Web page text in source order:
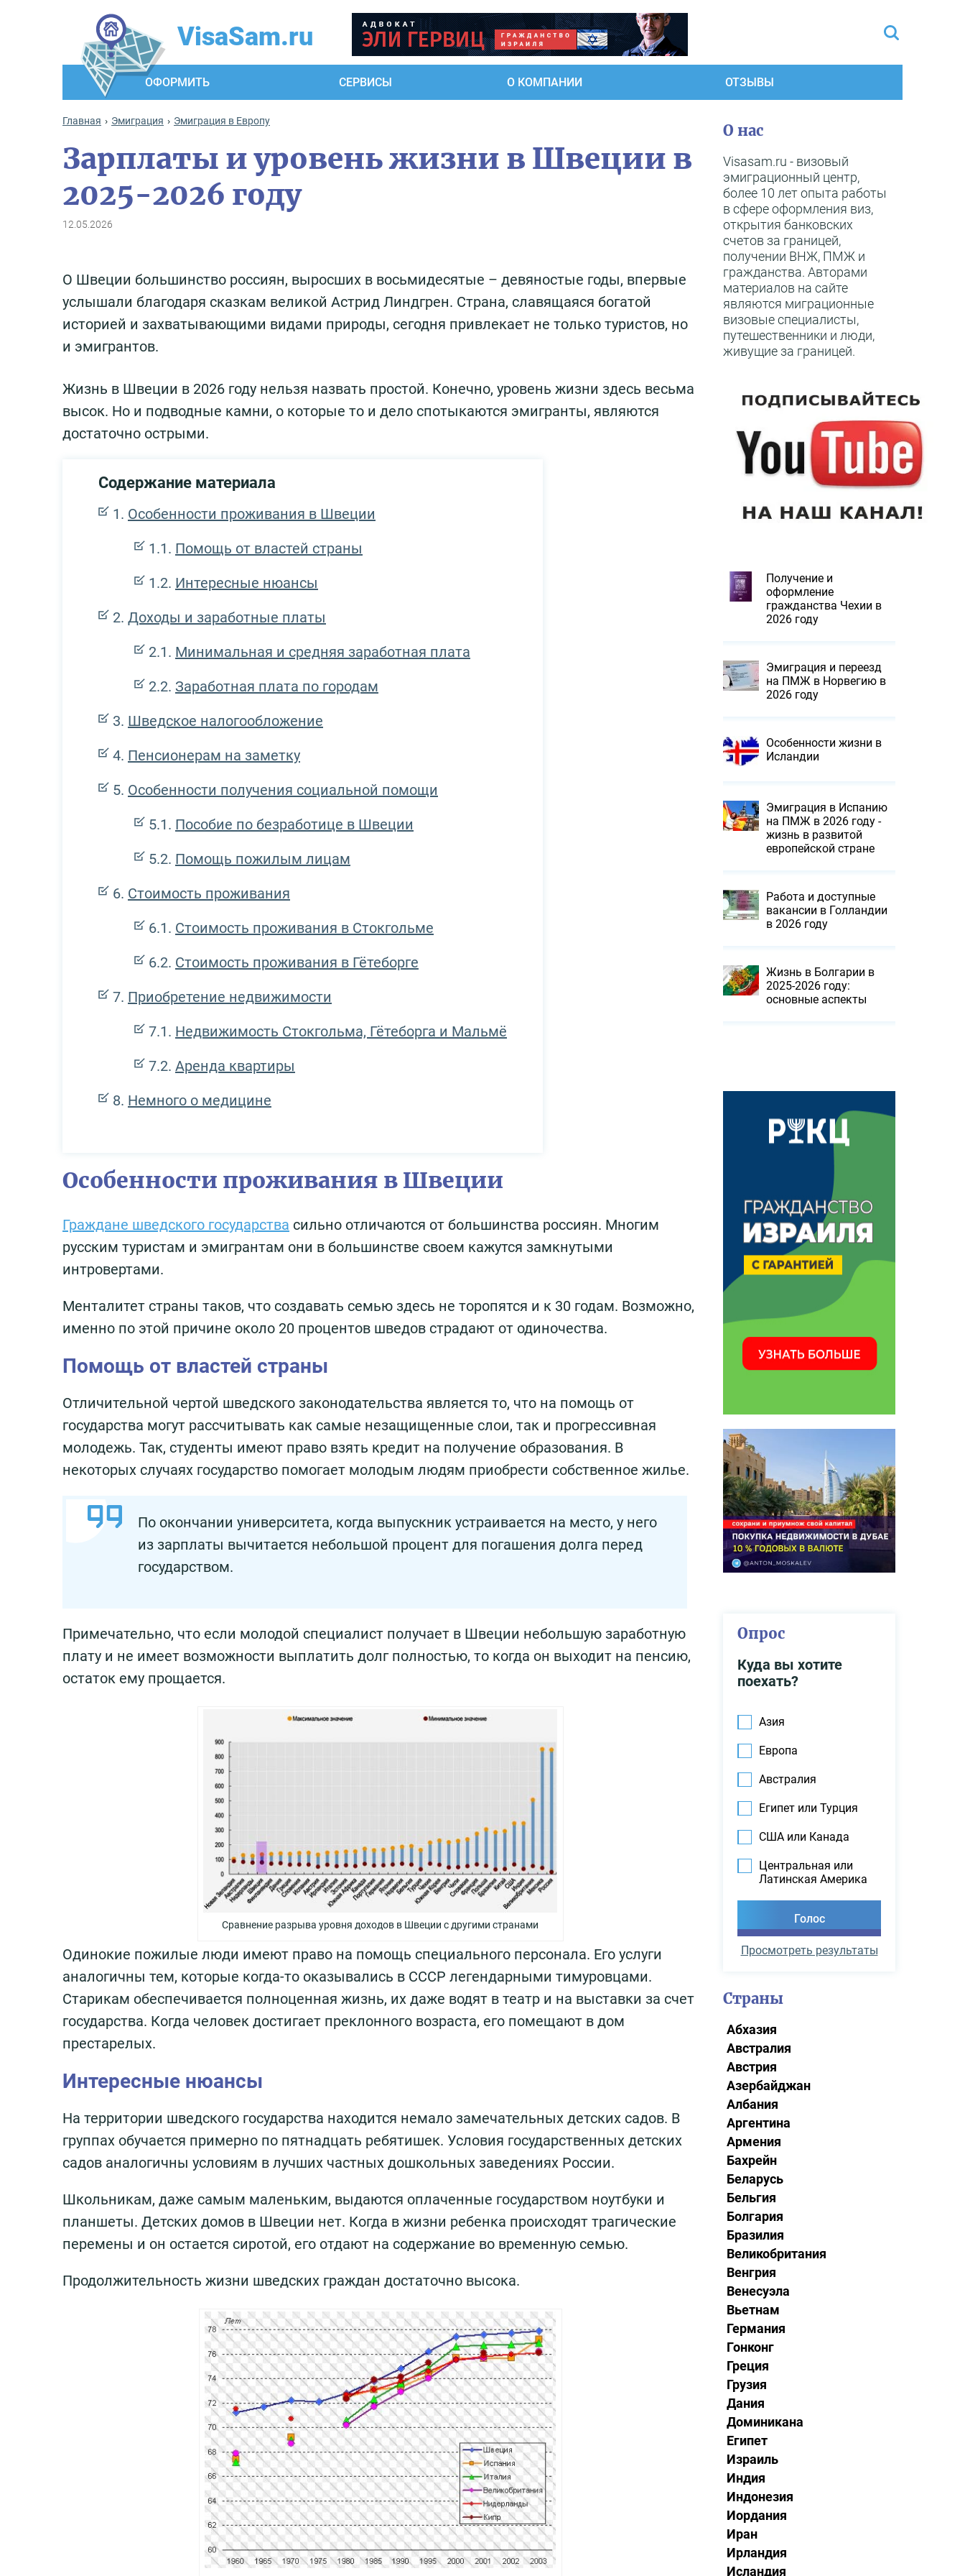
VisaSam.ru
ОФОРМИТЬ СЕРВИСЫ О КОМПАНИИ ОТЗЫВЫ
Главная Эмиграция Эмиграция в Европу
Зарплаты и уровень жизни в Швеции в
2025-2026 году
12.05.2026
О Швеции большинство россиян, выросших в восьмидесятые – девяностые годы, впервые
услышали благодаря сказкам великой Астрид Линдгрен. Страна, славящаяся богатой
историей и захватывающими видами природы, сегодня привлекает не только туристов, но
и эмигрантов.
Жизнь в Швеции в 2026 году нельзя назвать простой. Конечно, уровень жизни здесь весьма
высок. Но и подводные камни, о которые то и дело спотыкаются эмигранты, являются
достаточно острыми.
Содержание материала
Особенности проживания в Швеции
Помощь от властей страны
Интересные нюансы
Доходы и заработные платы
Минимальная и средняя заработная плата
Заработная плата по городам
Шведское налогообложение
Пенсионерам на заметку
Особенности получения социальной помощи
Пособие по безработице в Швеции
Помощь пожилым лицам
Стоимость проживания
Стоимость проживания в Стокгольме
Стоимость проживания в Гётеборге
Приобретение недвижимости
Недвижимость Стокгольма, Гётеборга и Мальмё
Аренда квартиры
Немного о медицине
Особенности проживания в Швеции
Граждане шведского государства сильно отличаются от большинства россиян. Многим
русским туристам и эмигрантам они в большинстве своем кажутся замкнутыми
интровертами.
Менталитет страны таков, что создавать семью здесь не торопятся и к 30 годам. Возможно,
именно по этой причине около 20 процентов шведов страдают от одиночества.
Помощь от властей страны
Отличительной чертой шведского законодательства является то, что на помощь от
государства могут рассчитывать как самые незащищенные слои, так и прогрессивная
молодежь. Так, студенты имеют право взять кредит на получение образования. В
некоторых случаях государство помогает молодым людям приобрести собственное жилье.
По окончании университета, когда выпускник устраивается на место, у него
из зарплаты вычитается небольшой процент для погашения долга перед
государством.
Примечательно, что если молодой специалист получает в Швеции небольшую заработную
плату и не имеет возможности выплатить долг полностью, то когда он выходит на пенсию,
остаток ему прощается.
Сравнение разрыва уровня доходов в Швеции с другими странами
Одинокие пожилые люди имеют право на помощь специального персонала. Его услуги
аналогичны тем, которые когда-то оказывались в СССР легендарными тимуровцами.
Старикам обеспечивается полноценная жизнь, их даже водят в театр и на выставки за счет
государства. Когда человек достигает преклонного возраста, его помещают в дом
престарелых.
Интересные нюансы
На территории шведского государства находится немало замечательных детских садов. В
группах обучается примерно по пятнадцать ребятишек. Условия государственных детских
садов аналогичны условиям в лучших частных дошкольных заведениях России.
Школьникам, даже самым маленьким, выдаются оплаченные государством ноутбуки и
планшеты. Детских домов в Швеции нет. Когда в жизни ребенка происходят трагические
перемены и он остается сиротой, его отдают на содержание во временную семью.
Продолжительность жизни шведских граждан достаточно высока.
О нас
Visasam.ru - визовый
эмиграционный центр,
более 10 лет опыта работы
в сфере оформления виз,
открытия банковских
счетов за границей,
получении ВНЖ, ПМЖ и
гражданства. Авторами
материалов на сайте
являются миграционные
визовые специалисты,
путешественники и люди,
живущие за границей.
Получение и
оформление
гражданства Чехии в
2026 году
Эмиграция и переезд
на ПМЖ в Норвегию в
2026 году
Особенности жизни в
Исландии
Эмиграция в Испанию
на ПМЖ в 2026 году -
жизнь в развитой
европейской стране
Работа и доступные
вакансии в Голландии
в 2026 году
Жизнь в Болгарии в
2025-2026 году:
основные аспекты
Опрос
Куда вы хотите
поехать?
Азия
Европа
Австралия
Египет или Турция
США или Канада
Центральная или
Латинская Америка
Просмотреть результаты
Страны
Абхазия
Австралия
Австрия
Азербайджан
Албания
Аргентина
Армения
Бахрейн
Беларусь
Бельгия
Болгария
Бразилия
Великобритания
Венгрия
Венесуэла
Вьетнам
Германия
Гонконг
Греция
Грузия
Дания
Доминикана
Египет
Израиль
Индия
Индонезия
Иордания
Иран
Ирландия
Исландия